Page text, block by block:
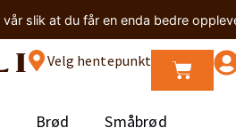
slik at du får en enda bedre
Velg hentepunkt
Brød Småbrød